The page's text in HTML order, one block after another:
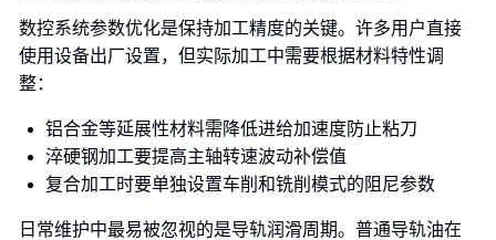
数控系统参数优化是保持加工精度的关键。许多用户直接
使用设备出厂设置，但实际加工中需要根据材料特性调
整：
铝合金等延展性材料需降低进给加速度防止粘刀
淬硬钢加工要提高主轴转速波动补偿值
复合加工时要单独设置车削和铣削模式的阻尼参数
日常维护中最易被忽视的是导轨润滑周期。普通导轨油在